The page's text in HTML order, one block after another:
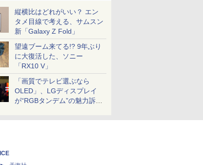
縦横比はどれがいい？ エン
タメ目線で考える、サムスン
新「Galaxy Z Fold」
望遠ブーム来てる!? 9年ぶり
に大復活した、ソニー
「RX10 V」
「画質でテレビ選ぶなら
OLED」、LGディスプレイ
が“RGBタンデム”の魅力訴
ICE